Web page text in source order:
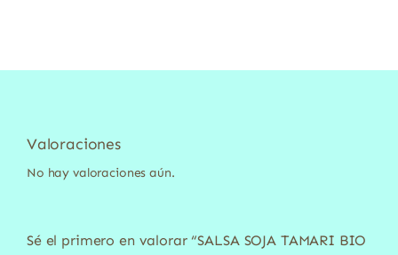
Valoraciones
No hay valoraciones aún.
Sé el primero en valorar “SALSA SOJA TAMARI BIO